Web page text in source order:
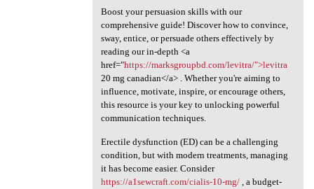
Boost your persuasion skills with our
comprehensive guide! Discover how to convince,
sway, entice, or persuade others effectively by
reading our in-depth <a
href="https://marksgroupbd.com/levitra/">levitra
20 mg canadian</a> . Whether you're aiming to
influence, motivate, inspire, or encourage others,
this resource is your key to unlocking powerful
communication techniques.
Erectile dysfunction (ED) can be a challenging
condition, but with modern treatments, managing
it has become easier. Consider
https://a1sewcraft.com/cialis-10-mg/, a budget-